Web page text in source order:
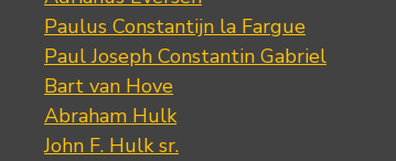
Paulus Constantijn la Fargue
Paul Joseph Constantin Gabriel
Bart van Hove
Abraham Hulk
John F. Hulk sr.